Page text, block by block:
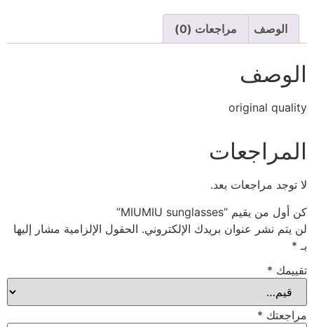
الوصف مراجعات (0)
الوصف
original quality
المراجعات
لا توجد مراجعات بعد.
كن أول من يقيم “MIUMIU sunglasses”
لن يتم نشر عنوان بريدك الإلكتروني. الحقول الإلزامية مشار إليها
بـ *
تقييمك *
مراجعتك *